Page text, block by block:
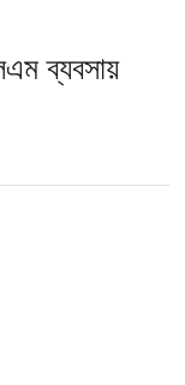
ব্যবসায়